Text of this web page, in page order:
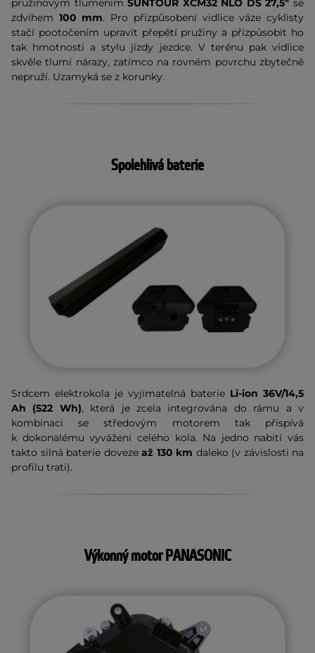
pružinovým tlumením SUNTOUR XCM32 NLO DS 27,5" se
zdvihem 100 mm. Pro přizpůsobení vidlice váze cyklisty
stačí pootočením upravit přepětí pružiny a přizpůsobit ho
tak hmotnosti a stylu jízdy jezdce. V terénu pak vidlice
skvěle tlumí nárazy, zatímco na rovném povrchu zbytečně
nepruží. Uzamyká se z korunky.
Spolehlivá baterie
Srdcem elektrokola je vyjímatelná baterie Li-ion 36V/14,5
Ah (522 Wh), která je zcela integrována do rámu a v
kombinaci se středovým motorem tak přispívá
k dokonalému vyvážení celého kola. Na jedno nabití vás
takto silná baterie doveze až 130 km daleko (v závislosti na
profilu trati).
Výkonný motor PANASONIC